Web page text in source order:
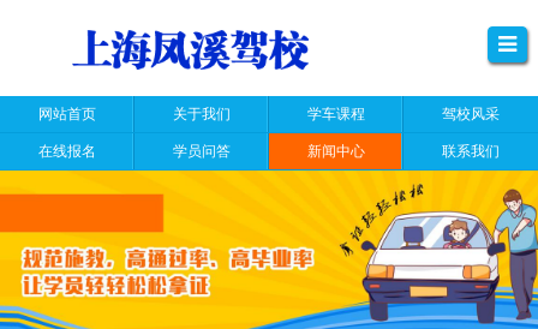
网站首页 关于我们 学车课程 驾校风采
在线报名 学员问答 新闻中心 联系我们